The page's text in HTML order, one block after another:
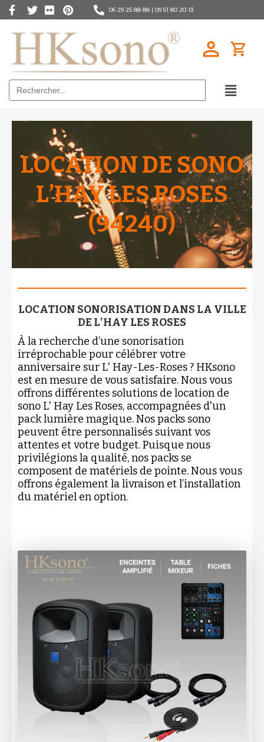
06 29 25 88 88 | 09 51 80 20 13
Search
for:
LOCATION DE SONO
L’HAY LES ROSES
(94240)
LOCATION SONORISATION DANS LA VILLE
DE L'HAY LES ROSES
À la recherche d’une sonorisation
irréprochable pour célébrer votre
anniversaire sur L' Hay-Les-Roses ? HKsono
est en mesure de vous satisfaire. Nous vous
offrons différentes solutions de location de
sono L' Hay Les Roses, accompagnées d'un
pack lumière magique. Nos packs sono
peuvent être personnalisés suivant vos
attentes et votre budget. Puisque nous
privilégions la qualité, nos packs se
composent de matériels de pointe. Nous vous
offrons également la livraison et l’installation
du matériel en option.